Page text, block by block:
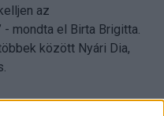
az
mondta el Birta Brigitta.
között Nyári Dia,
InStyle közel három